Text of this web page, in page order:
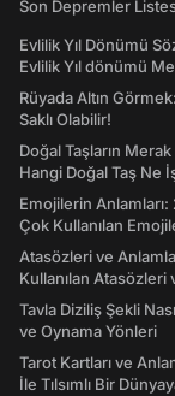
Son Depremler
Evlilik Yıl Dönümü
Evlilik Yıl dönümü
Rüyada Altın
Saklı Olabilir!
Doğal Taşların
Hangi Doğal Taş Ne
Emojilerin
Çok Kullanılan
Atasözleri ve
Kullanılan Atasözleri
Tavla Diziliş Şekli
ve Oynama Yönleri
Tarot Kartları ve
İle Tılsımlı Bir